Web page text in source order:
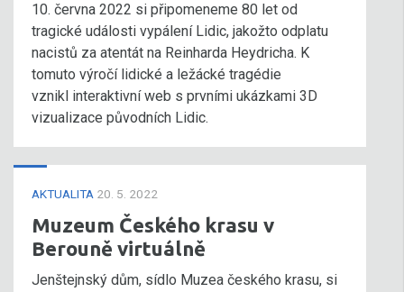
10. června 2022 si připomeneme 80 let od
tragické události vypálení Lidic, jakožto odplatu
nacistů za atentát na Reinharda Heydricha. K
tomuto výročí lidické a ležácké tragédie
vznikl interaktivní web s prvními ukázkami 3D
vizualizace původních Lidic.
AKTUALITA 20. 5. 2022
Muzeum Českého krasu v
Berouně virtuálně
Jenštejnský dům, sídlo Muzea českého krasu, si